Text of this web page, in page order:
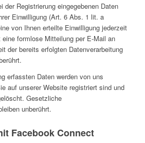
der Registrierung eingegebenen Daten
Einwilligung (Art. 6 Abs. 1 lit. a
von Ihnen erteilte Einwilligung jederzeit
formlose Mitteilung per E-Mail an
der bereits erfolgten Datenverarbeitung
erfassten Daten werden von uns
auf unserer Website registriert sind und
Gesetzliche
unberührt.
Facebook Connect